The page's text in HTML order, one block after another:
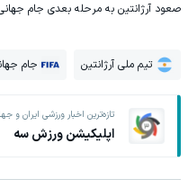
صعود آرژانتین به مرحله بعدی جام
تیم ملی آرژانتین جام
تازه‌ترین اخبار ورزشی ایران و
اپلیکیشن ورزش سه